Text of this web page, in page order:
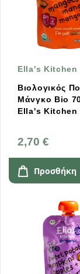
Ella's Kitchen
Βιολογικός
Μάνγκο Bio
Ella's Kitchen
2,70 €
Προσθήκη